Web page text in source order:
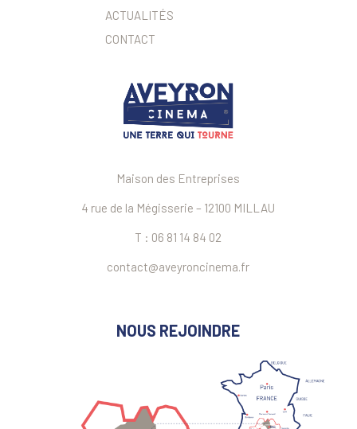
ACTUALITÉS
CONTACT
Maison des Entreprises
4 rue de la Mégisserie – 12100 MILLAU
T : 06 81 14 84 02
contact@aveyroncinema.fr
NOUS REJOINDRE